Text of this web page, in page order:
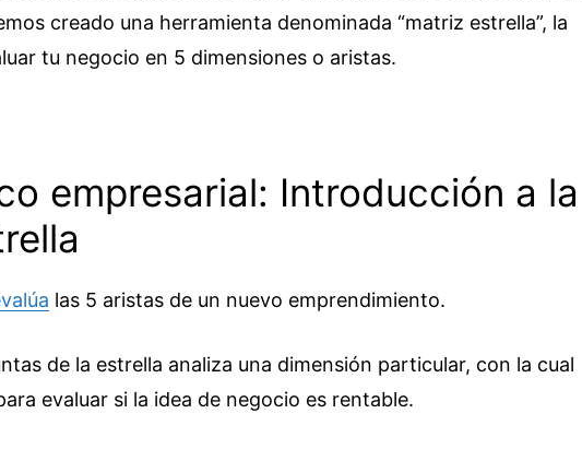
creado una herramienta denominada “matriz estrella”, la
tu negocio en 5 dimensiones o aristas.
empresarial: Introducción a la
las 5 aristas de un nuevo emprendimiento.
de la estrella analiza una dimensión particular, con la cual
evaluar si la idea de negocio es rentable.